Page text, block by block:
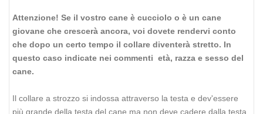
Attenzione! Se il vostro cane è cucciolo o è un cane
giovane che crescerà ancora, voi dovete rendervi conto
che dopo un certo tempo il collare diventerà stretto. In
questo caso indicate nei commenti età, razza e sesso del
cane.
Il collare a strozzo si indossa attraverso la testa e dev'essere
più grande della testa del cane ma non deve cadere dalla testa,